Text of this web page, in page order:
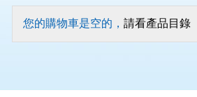
您的購物車是空的， 請看產品目錄